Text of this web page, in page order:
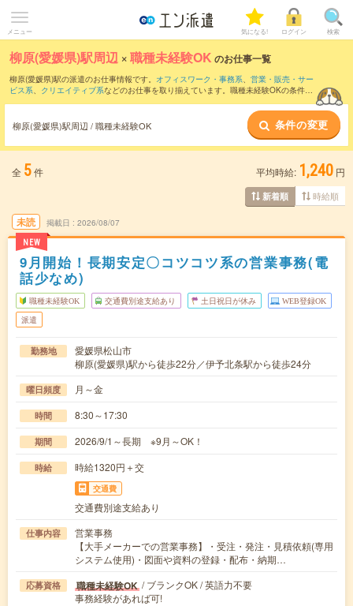
メニュー 気になる! ログイン 検索
柳原(愛媛県)駅周辺 ×職種未経験OK のお仕事一覧
柳原(愛媛県)駅の派遣のお仕事情報です。 オフィスワーク・事務系、 営業・販売・サー
ビス系、 クリエイティブ系などのお仕事を取り揃えています。職種未経験OKの条件の
柳原(愛媛県)駅周辺 / 職種未経験OK 条件の変更
全 5件 平均時給: 1,240 円
新着順 時給順
未読
NEW
掲載日 2026/08/07
9月開始！長期安定〇コツコツ系の営業事務(電
話少なめ)
職種未経験OK 交通費別途支給あり 土日祝日が休み WEB登録OK
派遣
勤務地
愛媛県松山市
柳原(愛媛県)駅から徒歩22分／伊予北条駅から徒歩24分
曜日頻度 月～金
時間 8:30～17:30
期間 2026/9/1～長期 ※9月～OK！
時給 時給1320円＋交
交通費
交通費別途支給あり
仕事内容
営業事務
【大手メーカーでの営業事務】・受注・発注・見積依頼(専用
システム使用)・図面や資料の登録・配布・納期…
応募資格 職種未経験OK / ブランクOK / 英語力不要
事務経験があれば可!